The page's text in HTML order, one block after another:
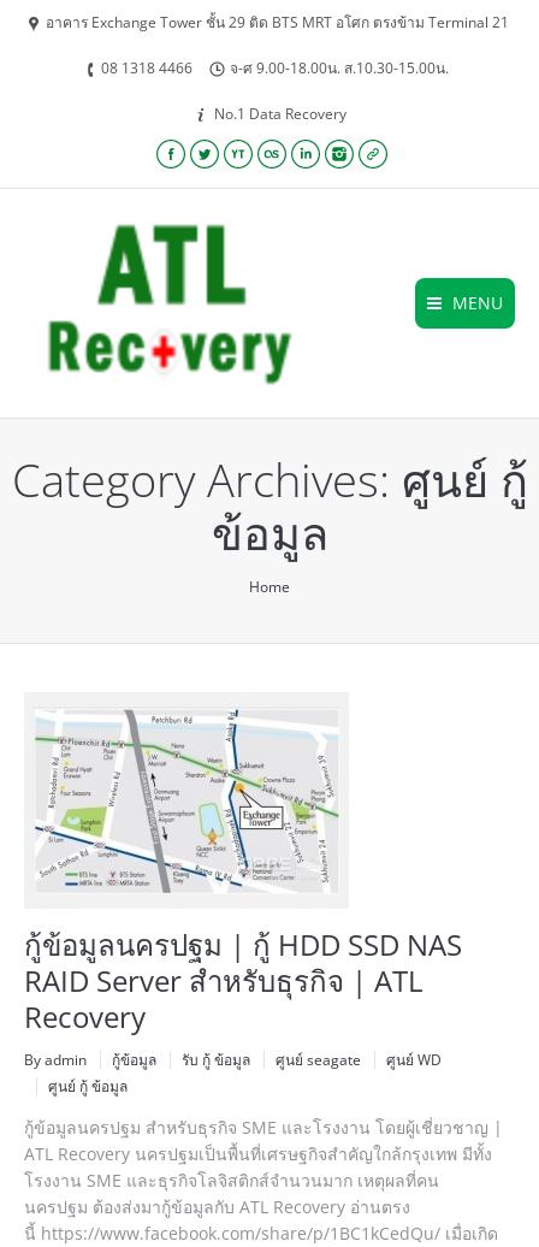
อาคาร Exchange Tower ชั้น 29 ติด BTS MRT อโศก ตรงข้าม Terminal 21
08 1318 4466 จ-ศ 9.00-18.00น. ส.10.30-15.00น.
No.1 Data Recovery
Facebook
TwitterYouTubeLastfmLinkedinInstagram
Website
MENU
Category Archives: ศูนย์ กู้
ข้อมูล
Home
กู้ข้อมูลนครปฐม | กู้ HDD SSD NAS
RAID Server สำหรับธุรกิจ | ATL
Recovery
By admin กู้ข้อมูล รับ กู้ ข้อมูล ศูนย์ seagate
ศูนย์ WD
ศูนย์ กู้ ข้อมูล
กู้ข้อมูลนครปฐม สำหรับธุรกิจ SME และโรงงาน โดยผู้เชี่ยวชาญ |
ATL Recovery นครปฐมเป็นพื้นที่เศรษฐกิจสำคัญใกล้กรุงเทพ มีทั้ง
โรงงาน SME และธุรกิจโลจิสติกส์จำนวนมาก เหตุผลที่คน
นครปฐม ต้องส่งมากู้ข้อมูลกับ ATL Recovery อ่านตรง
นี้ https://www.facebook.com/share/p/1BC1kCedQu/ เมื่อเกิด